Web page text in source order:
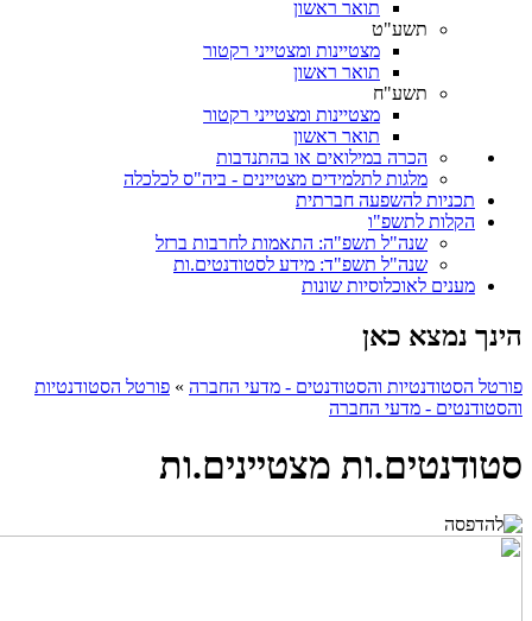
תואר ראשון
תשע"ט
מצטיינות ומצטייני רקטור
תואר ראשון
תשע"ח
מצטיינות ומצטייני רקטור
תואר ראשון
הכרה במילואים או בהתנדבות
מלגות לתלמידים מצטיינים - ביה"ס לכלכלה
תכניות להשפעה חברתית
הקלות לתשפ"ו
שנה"ל תשפ"ה: התאמות לחרבות ברזל
שנה"ל תשפ"ד: מידע לסטודנטים.ות
מענים לאוכלוסיות שונות
הינך נמצא כאן
פורטל הסטודנטיות והסטודנטים - מדעי החברה » פורטל הסטודנטיות
והסטודנטים - מדעי החברה
סטודנטים.ות מצטיינים.ות